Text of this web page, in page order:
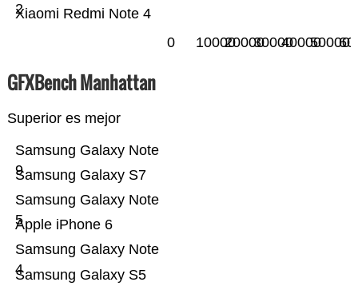
Xiaomi Redmi Note 4
2
0 1000020000300004000050000
GFXBench Manhattan
Superior es mejor
Samsung Galaxy S5
Samsung Galaxy Note
4
Apple iPhone 6
Samsung Galaxy Note
5
Samsung Galaxy S7
Samsung Galaxy Note
9